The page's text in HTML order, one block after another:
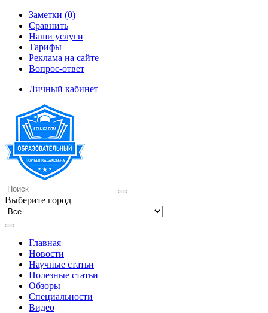
Заметки (0)
Сравнить
Наши услуги
Тарифы
Реклама на сайте
Вопрос-ответ
Личный кабинет
Выберите город
Главная
Новости
Научные статьи
Полезные статьи
Обзоры
Специальности
Видео